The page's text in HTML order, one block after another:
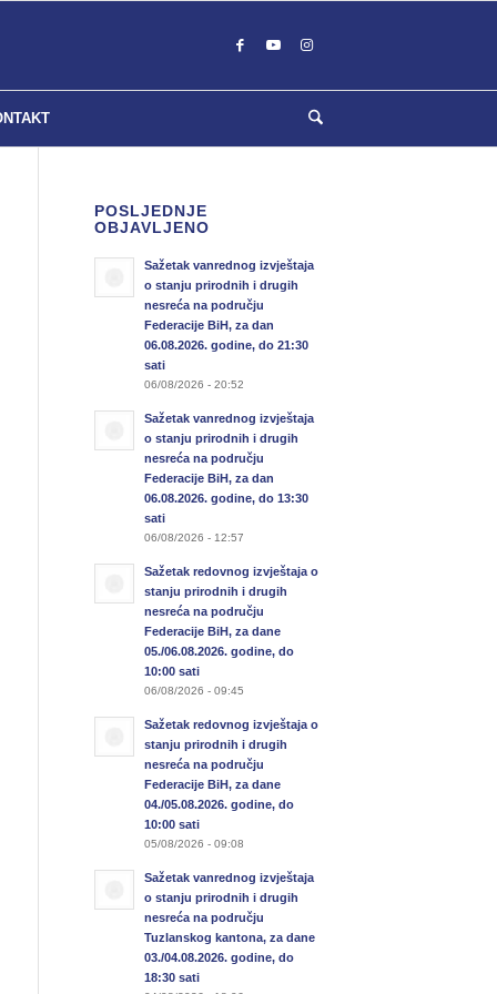
POSLJEDNJE
OBJAVLJENO
Sažetak vanrednog izvještaja
o stanju prirodnih i drugih
nesreća na području
Federacije BiH, za dan
06.08.2026. godine, do 21:30
sati
06/08/2026 - 20:52
Sažetak vanrednog izvještaja
o stanju prirodnih i drugih
nesreća na području
Federacije BiH, za dan
06.08.2026. godine, do 13:30
sati
06/08/2026 - 12:57
Sažetak redovnog izvještaja o
stanju prirodnih i drugih
nesreća na području
Federacije BiH, za dane
05./06.08.2026. godine, do
10:00 sati
06/08/2026 - 09:45
Sažetak redovnog izvještaja o
stanju prirodnih i drugih
nesreća na području
Federacije BiH, za dane
04./05.08.2026. godine, do
10:00 sati
05/08/2026 - 09:08
Sažetak vanrednog izvještaja
o stanju prirodnih i drugih
nesreća na području
Tuzlanskog kantona, za dane
03./04.08.2026. godine, do
18:30 sati